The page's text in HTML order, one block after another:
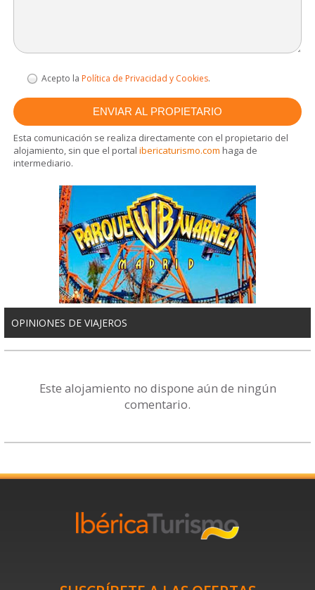
Acepto la Política de Privacidad y Cookies.
Esta comunicación se realiza directamente con el propietario del
alojamiento, sin que el portalibericaturismo.com haga de
intermediario.
OPINIONES DE VIAJEROS
Este alojamiento no dispone aún de ningún
comentario.